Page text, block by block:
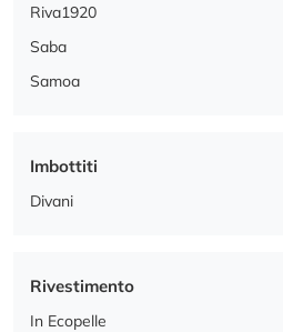
Riva1920
Saba
Samoa
Imbottiti
Divani
Rivestimento
In Ecopelle